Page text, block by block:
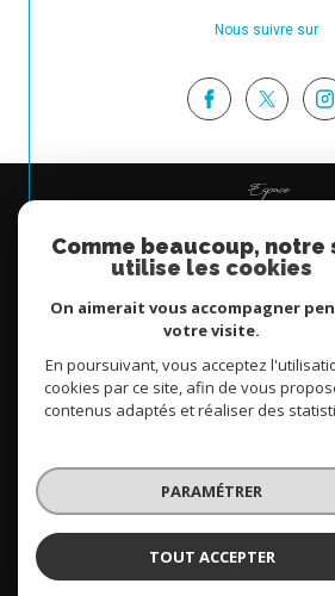
Nous suivre sur
Espace
Se
© 2026 | TOUS DROITS RÉSERVÉS | TRADUCTION
PLAN DU SITE
POLITIQUE RGPD
Comme beaucoup, notre
utilise les cookies
On aimerait vous accompagner
votre visite.
En poursuivant, vous acceptez
cookies par ce site, afin de vous
contenus adaptés et réaliser des
PARAMÉTRER
TOUT ACCEPTER